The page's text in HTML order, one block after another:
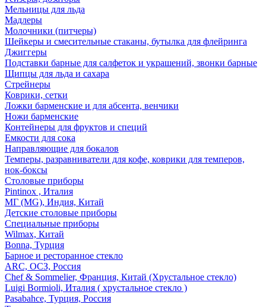
Мельницы для льда
Мадлеры
Молочники (питчеры)
Шейкеры и смесительные стаканы, бутылка для флейринга
Джиггеры
Подставки барные для салфеток и украшений, звонки барные
Щипцы для льда и сахара
Стрейнеры
Коврики, сетки
Ложки барменские и для абсента, венчики
Ножи барменские
Контейнеры для фруктов и специй
Емкости для сока
Направляющие для бокалов
Темперы, разравниватели для кофе, коврики для темперов,
нок-боксы
Столовые приборы
Pintinox , Италия
МГ (MG), Индия, Китай
Детские столовые приборы
Специальные приборы
Wilmax, Китай
Bonna, Турция
Барное и ресторанное стекло
ARC, ОСЗ, Россия
Chef & Sommelier, Франция, Китай (Хрустальное стекло)
Luigi Bormioli, Италия ( хрустальное стекло )
Pasabahce, Турция, Россия